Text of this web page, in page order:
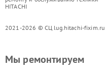
HITACHI
2021-2026 © СЦ lug.hitachi-fixim.ru
Мы ремонтируем